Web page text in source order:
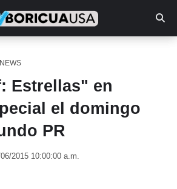
Estrellas" en
el domingo
PR
2015 10:00:00 a.m.